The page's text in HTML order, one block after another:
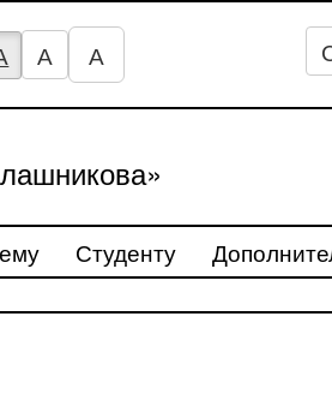
А А
Студенту